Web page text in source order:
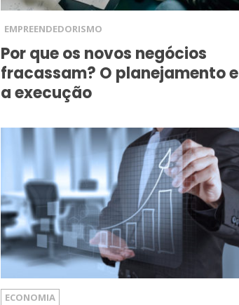
EMPREENDEDORISMO
Por que os novos negócios
fracassam? O planejamento e
a execução
ECONOMIA